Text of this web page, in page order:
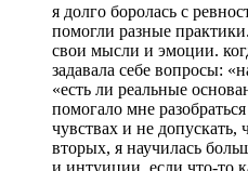
я долго боролась с
помогли разные
свои мысли и эмоции.
задавала себе вопросы:
«есть ли реальные
помогало мне
чувствах и не
вторых, я научилась
и интуиции. если что-то